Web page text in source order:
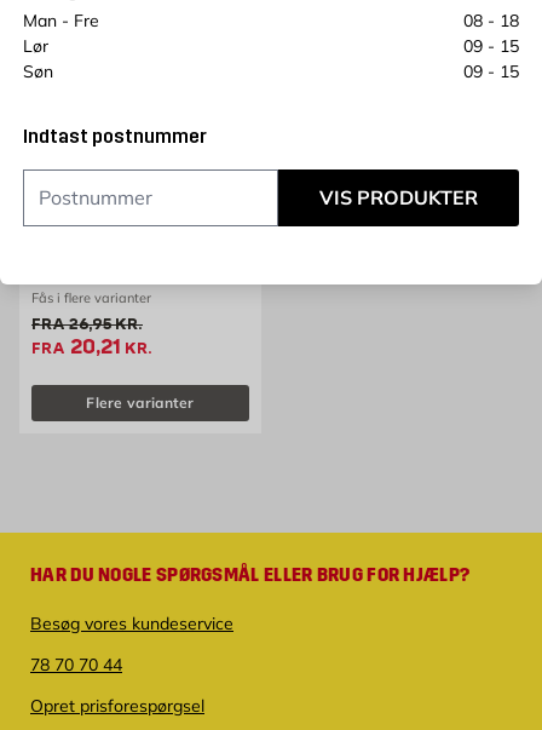
Man - Fre
08 - 18
Lør
09 - 15
Søn
09 - 15
Indtast postnummer
VIS PRODUKTER
BOSCH POWER TOOLS
Fås i flere varianter
FRAGammel pris 26.95 kr.
26,95KR.
FRA Tilbudspris 20.21 kr.
20,21 KR.
Flere varianter
HAR DU NOGLE SPØRGSMÅL ELLER BRUG FOR HJÆLP?
Besøg vores kundeservice
78 70 70 44
Opret prisforespørgsel